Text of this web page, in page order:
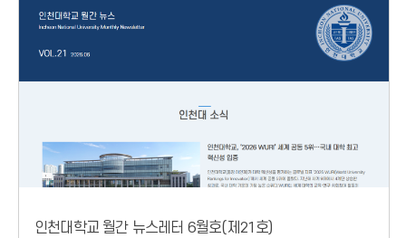
인천대학교 월간 뉴스레터 6월호(제21호)